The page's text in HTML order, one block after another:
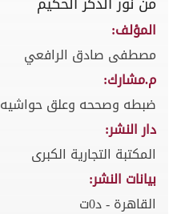
المؤلف:
مصطفى صادق الرافعي
م.مشارك:
ضبطه وصححه وعلق حواشيه
دار النشر:
المكتبة التجارية الكبرى
بيانات النشر:
القاهرة - د0ت